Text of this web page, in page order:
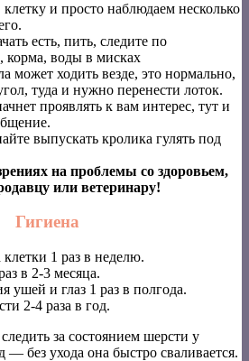
и просто наблюдаем несколько
есть, пить, следите по
воды в мисках
может ходить везде, это нормально,
туда и нужно перенести лоток.
проявлять к вам интерес, тут и
выпускать кролика гулять под
на проблемы со здоровьем,
или ветеринару!
Гигиена
клетки 1 раз в неделю.
в 2-3 месяца.
ушей и глаз 1 раз в полгода.
2-4 раза в год.
за состоянием шерсти у
без ухода она быстро сваливается.